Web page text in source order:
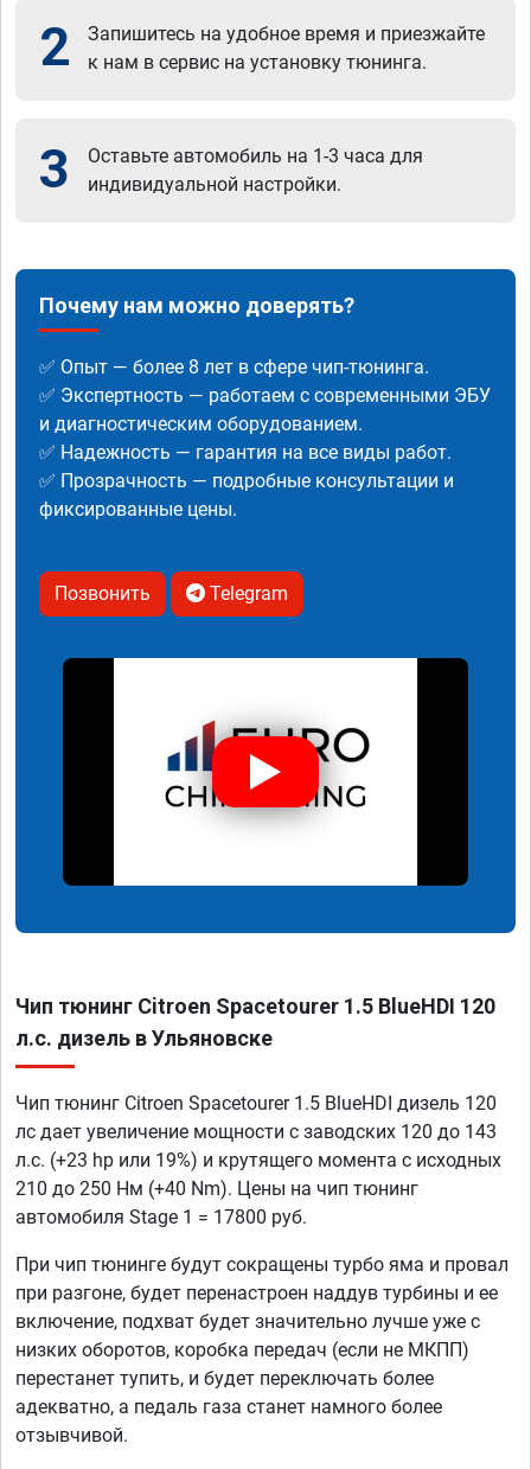
2
Запишитесь на удобное время и приезжайте
к нам в сервис на установку тюнинга.
3
Оставьте автомобиль на 1-3 часа для
индивидуальной настройки.
Почему нам можно доверять?
✅ Опыт — более 8 лет в сфере чип-тюнинга.
✅ Экспертность — работаем с современными ЭБУ
и диагностическим оборудованием.
✅ Надежность — гарантия на все виды работ.
✅ Прозрачность — подробные консультации и
фиксированные цены.
Позвонить Telegram
Чип тюнинг Citroen Spacetourer 1.5 BlueHDI 120
л.с. дизель в Ульяновске
Чип тюнинг Citroen Spacetourer 1.5 BlueHDI дизель 120
лс дает увеличение мощности с заводских 120 до 143
л.с. (+23 hp или 19%) и крутящего момента с исходных
210 до 250 Нм (+40 Nm). Цены на чип тюнинг
автомобиля Stage 1 = 17800 руб.
При чип тюнинге будут сокращены турбо яма и провал
при разгоне, будет перенастроен наддув турбины и ее
включение, подхват будет значительно лучше уже с
низких оборотов, коробка передач (если не МКПП)
перестанет тупить, и будет переключать более
адекватно, а педаль газа станет намного более
отзывчивой.